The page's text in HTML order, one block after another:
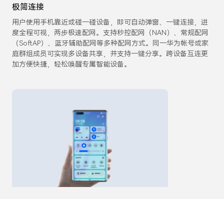
极简连接
用户使用手机靠近或碰一碰设备，即可自动弹窗、一键连接，进
度全程可视，两步极速配网。支持秒控配网（NAN）、常规配网
（SoftAP）、蓝牙辅助配网等多种配网方式。同一华为帐号或家
庭群组成员可实现多设备共享，并支持一键分享。跨设备互连更
加方便快捷，轻松唤醒专属智能设备。